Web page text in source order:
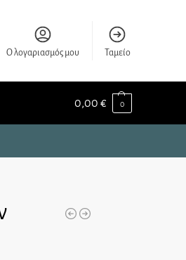
Ο λογαριασμός μου Ταμείο
0,00 € 0